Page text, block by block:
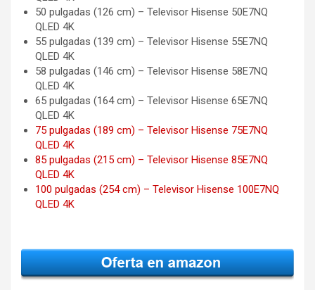
50 pulgadas (126 cm) – Televisor Hisense 50E7NQ
QLED 4K
55 pulgadas (139 cm) – Televisor Hisense 55E7NQ
QLED 4K
58 pulgadas (146 cm) – Televisor Hisense 58E7NQ
QLED 4K
65 pulgadas (164 cm) – Televisor Hisense 65E7NQ
QLED 4K
75 pulgadas (189 cm) – Televisor Hisense 75E7NQ
QLED 4K
85 pulgadas (215 cm) – Televisor Hisense 85E7NQ
QLED 4K
100 pulgadas (254 cm) – Televisor Hisense 100E7NQ
QLED 4K